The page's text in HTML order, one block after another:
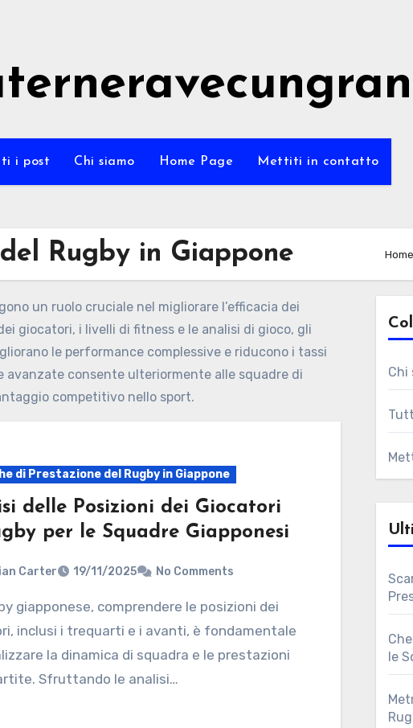
i post Chi siamo Home Page Mettiti in contatto
Rugby in Giappone Home
un ruolo cruciale nel migliorare l’efficacia dei
giocatori, i livelli di fitness e le analisi di gioco, gli
le performance complessive e riducono i tassi
consente ulteriormente alle squadre di
competitivo nello sport.
di Prestazione del Rugby in Giappone
delle Posizioni dei Giocatori
per le Squadre Giapponesi
Carter 19/11/2025 No Comments
inclusi i trequarti e i avanti, è fondamentale
la dinamica di squadra e le prestazioni
Sfruttando le analisi…
Chi
le